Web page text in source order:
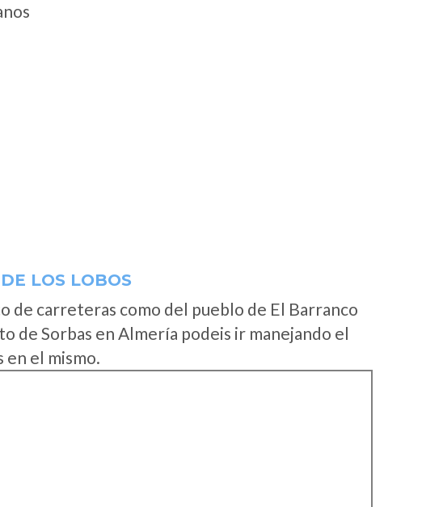
LOS LOBOS
de carreteras como del pueblo de El Barranco
de Sorbas en Almería podeis ir manejando el
en el mismo.